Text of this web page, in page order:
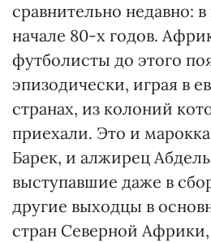
сравнительно недавно:
начале 80-х годов.
футболисты до этого
эпизодически, играя в
странах, из колоний
приехали. Это и
Барек, и алжирец
выступавшие даже в
другие выходцы в
стран Северной